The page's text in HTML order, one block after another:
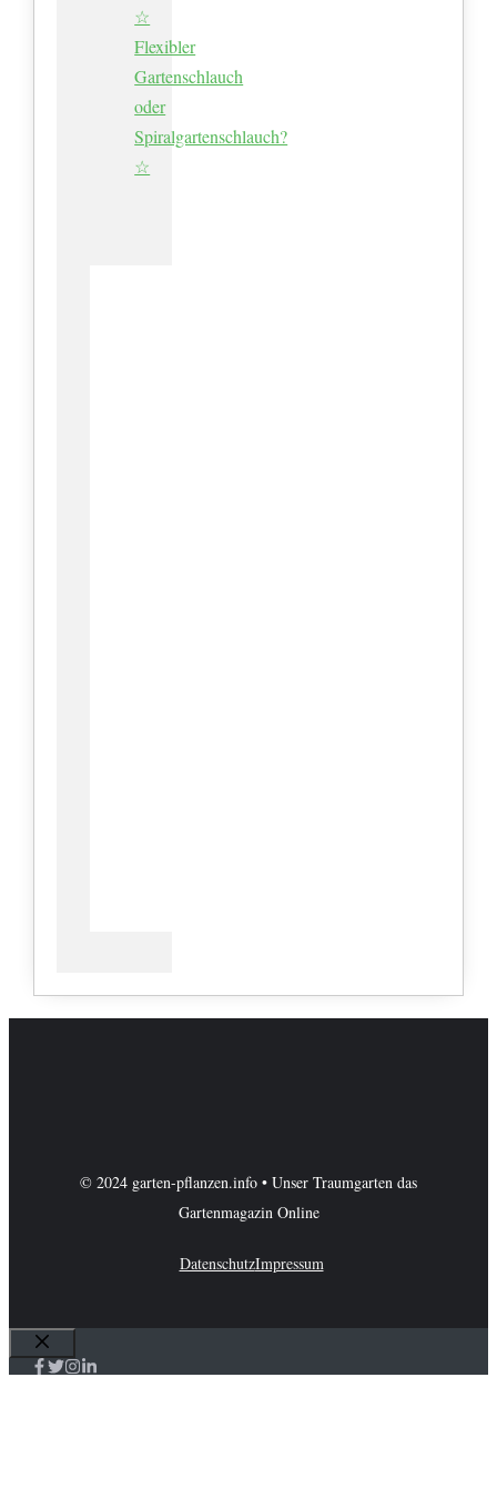
☆
Flexibler
Gartenschlauch
oder
Spiralgartenschlauch?
☆
© 2024 garten-pflanzen.info • Unser Traumgarten das
Gartenmagazin Online
DatenschutzImpressum
Schließen